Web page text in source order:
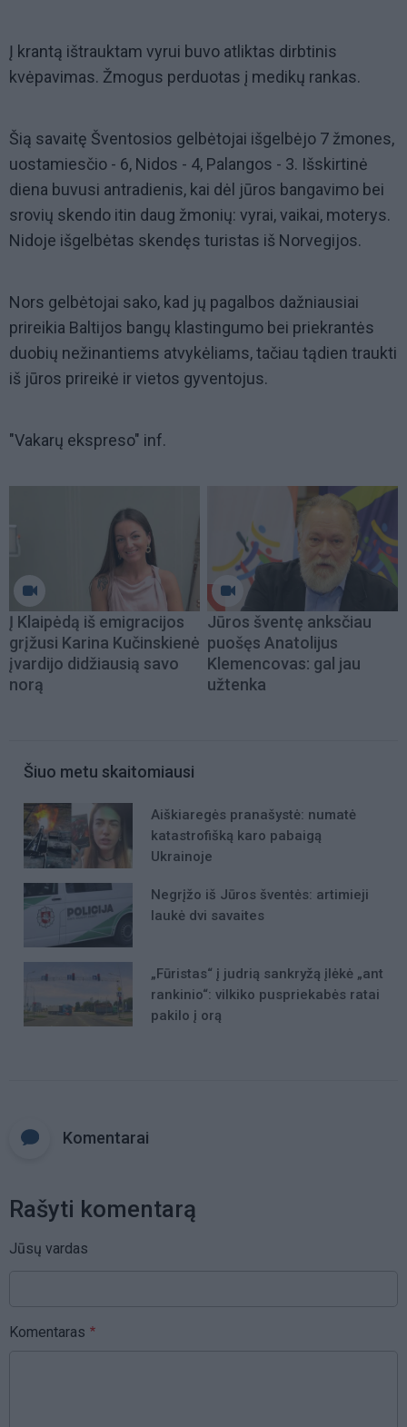
Į krantą ištrauktam vyrui buvo atliktas dirbtinis
kvėpavimas. Žmogus perduotas į medikų rankas.
Šią savaitę Šventosios gelbėtojai išgelbėjo 7 žmones,
uostamiesčio - 6, Nidos - 4, Palangos - 3. Išskirtinė
diena buvusi antradienis, kai dėl jūros bangavimo bei
srovių skendo itin daug žmonių: vyrai, vaikai, moterys.
Nidoje išgelbėtas skendęs turistas iš Norvegijos.
Nors gelbėtojai sako, kad jų pagalbos dažniausiai
prireikia Baltijos bangų klastingumo bei priekrantės
duobių nežinantiems atvykėliams, tačiau tądien traukti
iš jūros prireikė ir vietos gyventojus.
"Vakarų ekspreso" inf.
Į Klaipėdą iš emigracijos
grįžusi Karina Kučinskienė
įvardijo didžiausią savo
norą
Jūros šventę anksčiau
puošęs Anatolijus
Klemencovas: gal jau
užtenka
Šiuo metu skaitomiausi
Aiškiaregės pranašystė: numatė
katastrofišką karo pabaigą
Ukrainoje
Negrįžo iš Jūros šventės: artimieji
laukė dvi savaites
„Fūristas“ į judrią sankryžą įlėkė „ant
rankinio“: vilkiko puspriekabės ratai
pakilo į orą
Komentarai
Rašyti komentarą
Jūsų vardas
Komentaras